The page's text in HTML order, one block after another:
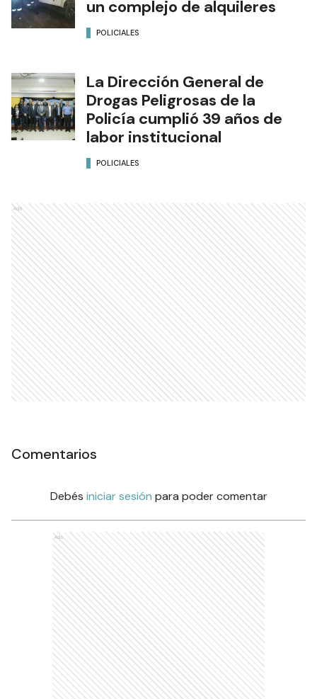
un complejo de alquileres
POLICIALES
La Dirección General de
Drogas Peligrosas de la
Policía cumplió 39 años de
labor institucional
POLICIALES
Ads
Comentarios
Debés iniciar sesión para poder comentar
Ads